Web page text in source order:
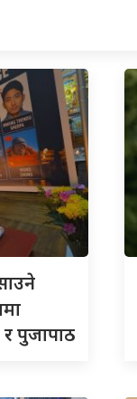
र पुजापाठ